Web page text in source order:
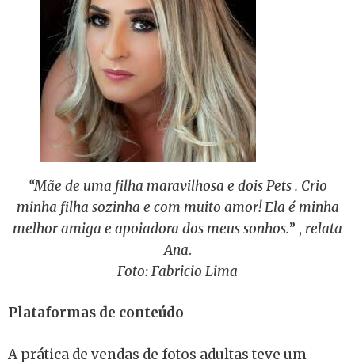
“Mãe de uma filha maravilhosa e dois Pets . Crio
minha filha sozinha e com muito amor! Ela é minha
melhor amiga e apoiadora dos meus sonhos.” , relata
Ana.
Foto: Fabricio Lima
Plataformas de conteúdo
A prática de vendas de fotos adultas teve um